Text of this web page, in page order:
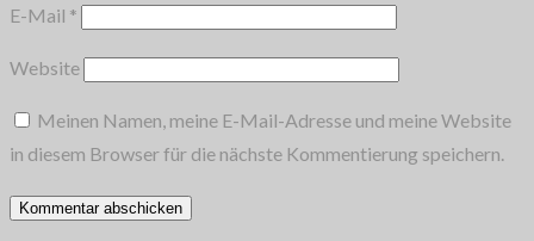
E-Mail *
Website
Meinen Namen, meine E-Mail-Adresse und meine Website
in diesem Browser für die nächste Kommentierung speichern.